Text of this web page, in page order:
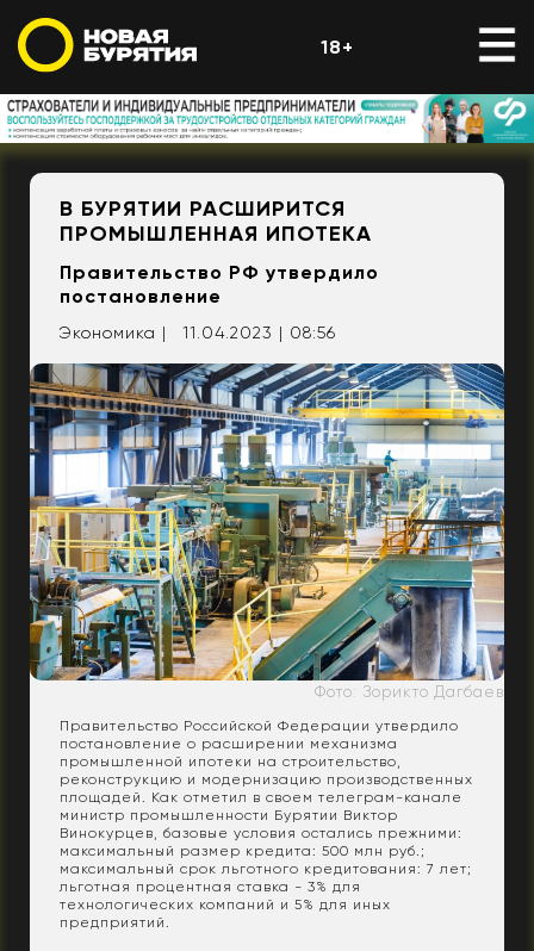
18+
В БУРЯТИИ РАСШИРИТСЯ
ПРОМЫШЛЕННАЯ ИПОТЕКА
Правительство РФ утвердило
постановление
Экономика | 11.04.2023 | 08:56
Фото: Зорикто Дагбаев
Правительство Российской Федерации утвердило
постановление о расширении механизма
промышленной ипотеки на строительство,
реконструкцию и модернизацию производственных
площадей. Как отметил в своем телеграм-канале
министр промышленности Бурятии Виктор
Винокурцев, базовые условия остались прежними:
максимальный размер кредита: 500 млн руб.;
максимальный срок льготного кредитования: 7 лет;
льготная процентная ставка - 3% для
технологических компаний и 5% для иных
предприятий.